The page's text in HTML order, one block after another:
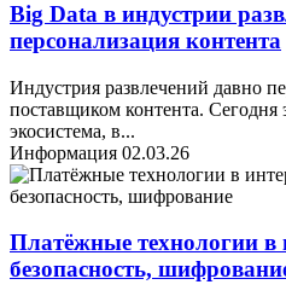
Big Data в индустрии
персонализация контента
Индустрия развлечений давно
поставщиком контента. Сегодня
экосистема, в...
Информация 02.03.26
Платёжные технологии в
безопасность,